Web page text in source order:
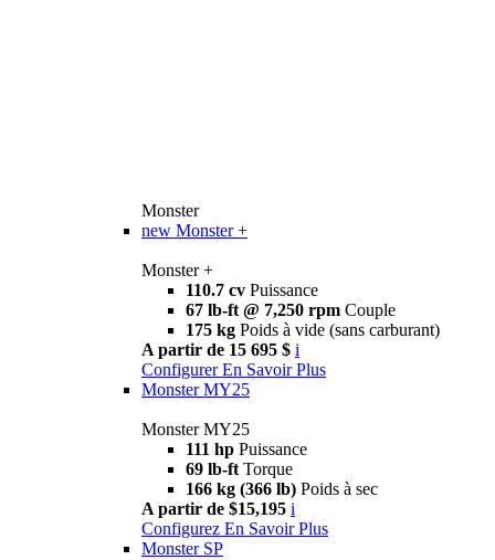
Monster
new Monster +
Monster +
110.7 cv Puissance
67 lb-ft @ 7,250 rpm Couple
175 kg Poids à vide (sans carburant)
A partir de 15 695 $ i
Configurer En Savoir Plus
Monster MY25
Monster MY25
111 hp Puissance
69 lb-ft Torque
166 kg (366 lb) Poids à sec
A partir de $15,195 i
Configurez En Savoir Plus
Monster SP